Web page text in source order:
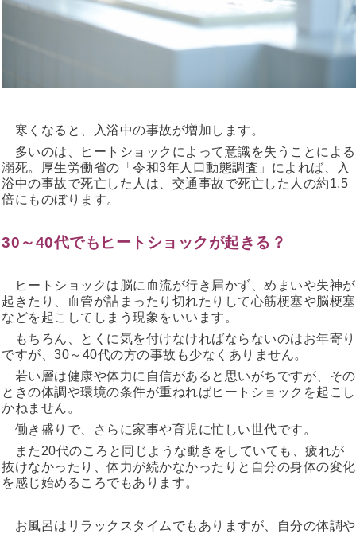
寒くなると、入浴中の事故が増加します。
多いのは、ヒートショックによって意識を失うことによる
溺死。厚生労働省の「令和3年人口動態調査」によれば、入
浴中の事故で死亡した人は、交通事故で死亡した人の約1.5
倍にものぼります。
30～40代でもヒートショックが起きる？
ヒートショックは脳に血流が行き届かず、めまいや失神が
起きたり、血管が詰まったり切れたりして心筋梗塞や脳梗塞
などを起こしてしまう現象をいいます。
もちろん、とくに気を付けなければならないのはお年寄り
ですが、30～40代の方の事故も少なくありません。
若い層は健康や体力に自信があると思いがちですが、その
ときの体調や環境の条件が重ねればヒートショックを起こし
かねません。
働き盛りで、さらに家事や育児に忙しい世代です。
また20代のころと同じような動きをしていても、疲れが
抜けなかったり、体力が続かなかったりと自分の身体の変化
を感じ始めるころでもあります。
お風呂はリラックスタイムでもありますが、自分の体調や